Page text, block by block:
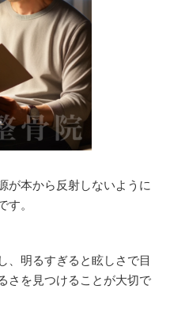
が本から反射しないように
。
、明るすぎると眩しさで目
さを見つけることが大切で